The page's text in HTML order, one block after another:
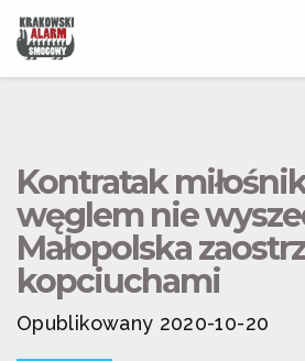
Kontratak
węglem nie
Małopolska
kopciuchami
Opublikowany 2020-10-20